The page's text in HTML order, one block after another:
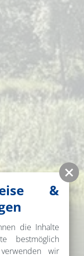
&
die Inhalte
bestmöglich
wir